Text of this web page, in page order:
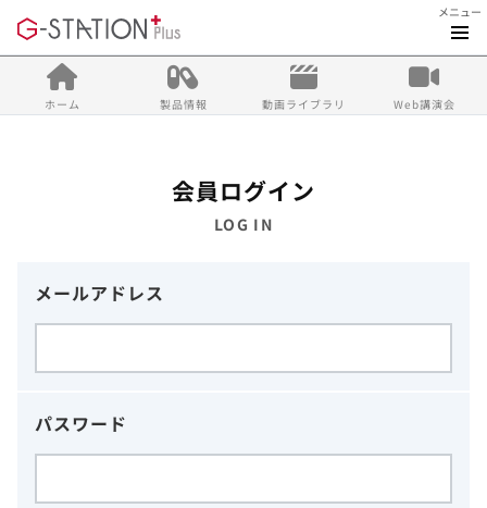
メニュー
ホーム 製品情報 動画ライブラリ Web講演会
会員ログイン
LOG IN
メールアドレス
パスワード